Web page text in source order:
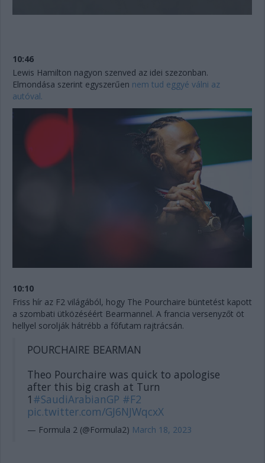
10:46
Lewis Hamilton nagyon szenved az idei szezonban.
Elmondása szerint egyszerűen nem tud eggyé válni az
autóval.
10:10
Friss hír az F2 világából, hogy The Pourchaire büntetést kapott
a szombati ütközéséért Bearmannel. A francia versenyzőt öt
hellyel sorolják hátrébb a főfutam rajtrácsán.
POURCHAIRE BEARMAN
Theo Pourchaire was quick to apologise
after this big crash at Turn
1 #SaudiArabianGP #F2
pic.twitter.com/GJ6NJWqcxX
— Formula 2 (@Formula2) March 18, 2023